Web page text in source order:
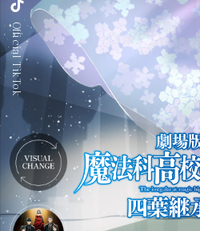
Official TikTok